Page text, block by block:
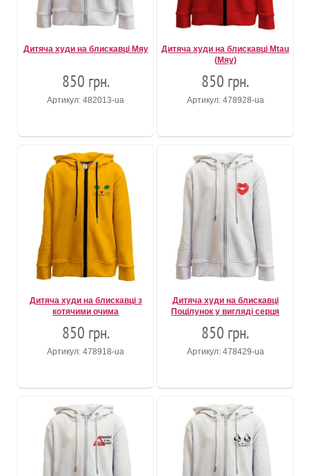
Дитяча худи на блискавці Мяу
850 грн.
Артикул: 482013-ua
Дитяча худи на блискавці Mtau
(Мяу)
850 грн.
Артикул: 478928-ua
Дитяча худи на блискавці з
котячими очима
850 грн.
Артикул: 478918-ua
Дитяча худи на блискавці
Поцілунок у вигляді серця
850 грн.
Артикул: 478429-ua